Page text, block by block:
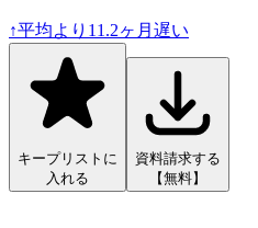
↑平均より 11.2ヶ月遅い
キープリストに
入れる
資料請求する
【無料】